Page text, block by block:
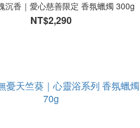
沉香｜愛心慈善限定 香氛蠟燭 300g
NT$2,290